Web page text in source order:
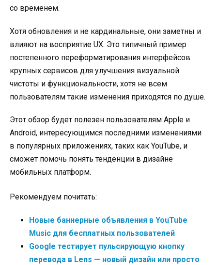
со временем.
Хотя обновления и не кардинальные, они заметны и
влияют на восприятие UX. Это типичный пример
постепенного переформатирования интерфейсов
крупных сервисов для улучшения визуальной
чистоты и функциональности, хотя не всем
пользователям такие изменения приходятся по душе.
Этот обзор будет полезен пользователям Apple и
Android, интересующимся последними изменениями
в популярных приложениях, таких как YouTube, и
сможет помочь понять тенденции в дизайне
мобильных платформ.
Рекомендуем почитать:
Новые баннерные объявления в YouTube
Music для бесплатных пользователей
Google тестирует пульсирующую кнопку
перевода в Lens — новый дизайн или просто